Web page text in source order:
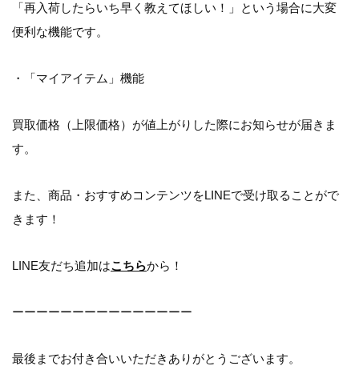
「再入荷したらいち早く教えてほしい！」という場合に大変
便利な機能です。
・「マイアイテム」機能
買取価格（上限価格）が値上がりした際にお知らせが届きま
す。
また、商品・おすすめコンテンツをLINEで受け取ることがで
きます！
LINE友だち追加はこちらから！
ーーーーーーーーーーーーーーー
最後までお付き合いいただきありがとうございます。